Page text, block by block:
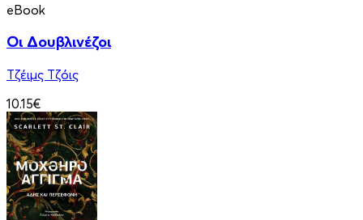
eBook
Οι Δουβλινέζοι
Τζέιμς Τζόις
10.15€